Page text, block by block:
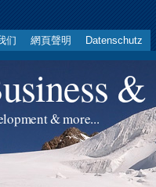
们 網頁聲明 Datenschutz
& more...